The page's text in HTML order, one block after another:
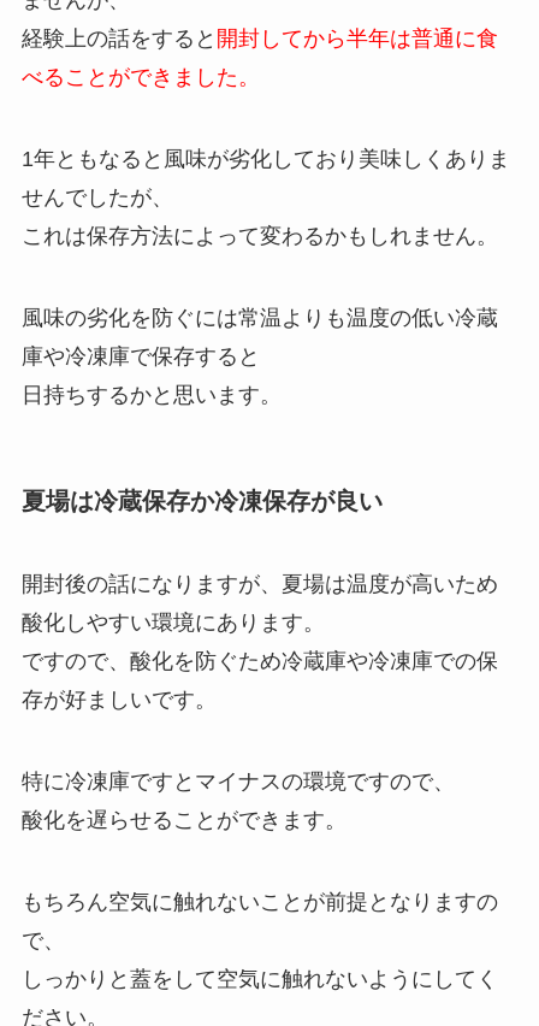
経験上の話をすると 開封してから半年は普通に食
べることができました。
1年ともなると風味が劣化しており美味しくありま
せんでしたが、
これは保存方法によって変わるかもしれません。
風味の劣化を防ぐには常温よりも温度の低い冷蔵
庫や冷凍庫で保存すると
日持ちするかと思います。
夏場は冷蔵保存か冷凍保存が良い
開封後の話になりますが、夏場は温度が高いため
酸化しやすい環境にあります。
ですので、酸化を防ぐため冷蔵庫や冷凍庫での保
存が好ましいです。
特に冷凍庫ですとマイナスの環境ですので、
酸化を遅らせることができます。
もちろん空気に触れないことが前提となりますの
で、
しっかりと蓋をして空気に触れないようにしてく
ださい。